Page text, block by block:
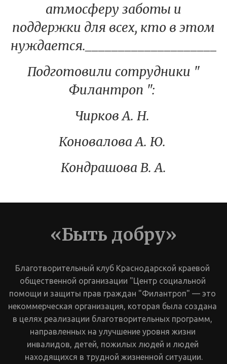
атмосферу заботы и
поддержки для всех, кто в этом
Подготовили сотрудники "
Филантроп ":
Чирков А. Н.
Коновалова А. Ю.
Кондрашова В. А.
«Быть добру»
Благотворительный клуб Краснодарской краевой
общественной организации "Центр социальной
помощи и защиты прав граждан "Филантроп" — это
некоммерческая организация, которая была создана
в целях реализации благотворительных программ,
направленных на улучшение уровня жизни
инвалидов, детей, пожилых людей и людей
находящихся в трудной жизненной ситуации.